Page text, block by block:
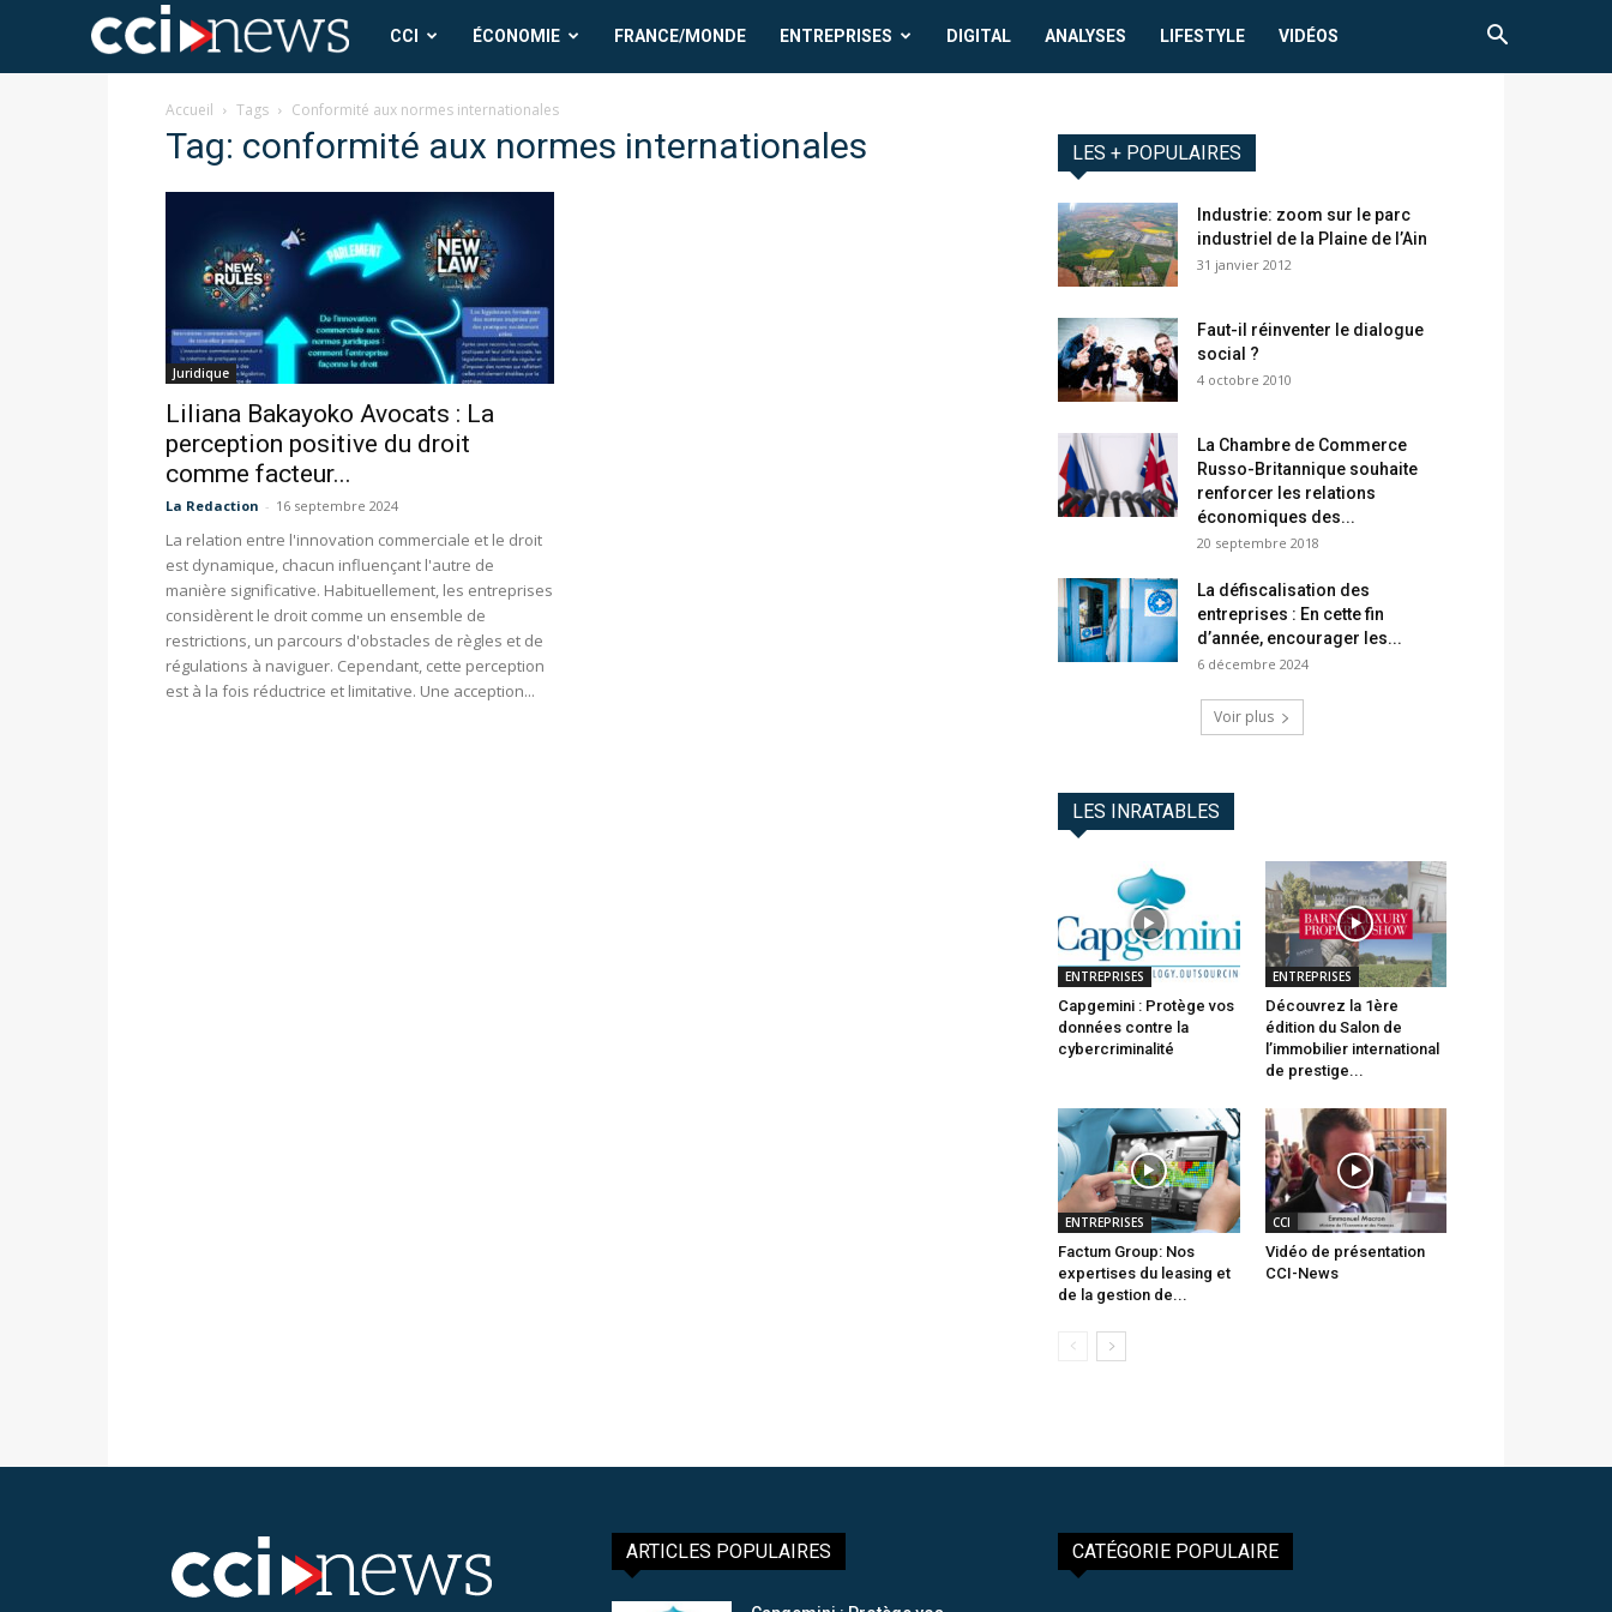
CCI
News
CCI ÉCONOMIE FRANCE/MONDE ENTREPRISES DIGITAL ANALYSES LIFESTYLE VIDÉOS
Accueil Tags Conformité aux normes internationales
Tag: conformité aux normes internationales
Juridique
Liliana Bakayoko Avocats : La
perception positive du droit
comme facteur...
La Redaction - 16 septembre 2024
La relation entre l'innovation commerciale et le droit
est dynamique, chacun influençant l'autre de
manière significative. Habituellement, les entreprises
considèrent le droit comme un ensemble de
restrictions, un parcours d'obstacles de règles et de
régulations à naviguer. Cependant, cette perception
est à la fois réductrice et limitative. Une acception...
LES + POPULAIRES
Industrie: zoom sur le parc
industriel de la Plaine de l’Ain
31 janvier 2012
Faut-il réinventer le dialogue
social ?
4 octobre 2010
La Chambre de Commerce
Russo-Britannique souhaite
renforcer les relations
économiques des...
20 septembre 2018
La défiscalisation des
entreprises : En cette fin
d’année, encourager les...
6 décembre 2024
Voir plus
LES INRATABLES
ENTREPRISES
Capgemini : Protège vos
données contre la
cybercriminalité
ENTREPRISES
Découvrez la 1ère
édition du Salon de
l’immobilier international
de prestige...
ENTREPRISES
Factum Group: Nos
expertises du leasing et
de la gestion de...
CCI
Vidéo de présentation
CCI-News
ARTICLES POPULAIRES CATÉGORIE POPULAIRE